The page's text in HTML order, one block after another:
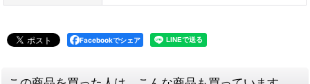
Facebookでシェア